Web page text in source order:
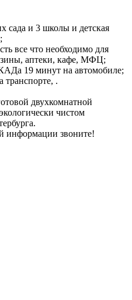
сада и 3 школы и детская
все что необходимо для
аптеки, кафе, МФЦ;
19 минут на автомобиле;
.
двухкомнатной
чистом
информации звоните!